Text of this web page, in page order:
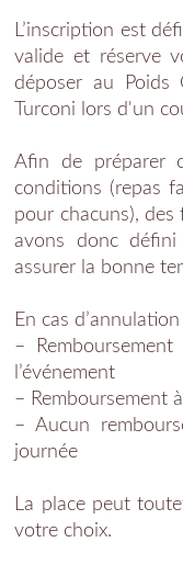
L’inscription est
valide et réserve
déposer au Poids
Turconi lors d'un
Afin de préparer
conditions (repas
pour chacuns),
avons donc défini
assurer la bonne
En cas d’annulation
–
l’événement
– Remboursement
– Aucun
journée
La place peut
votre choix.